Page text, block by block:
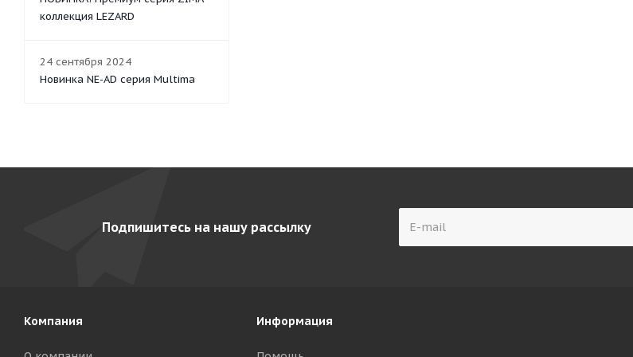
коллекция LEZARD
24 сентября 2024
Новинка NE-AD серия Multima
Подпишитесь на нашу рассылку
Компания Информация